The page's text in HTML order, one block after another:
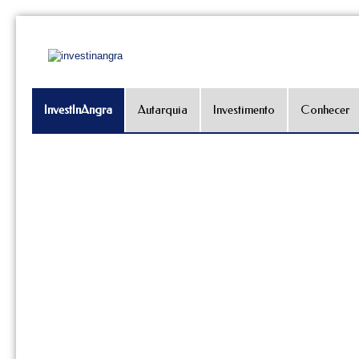
InvestInAngra Autarquia Investimento Conhecer